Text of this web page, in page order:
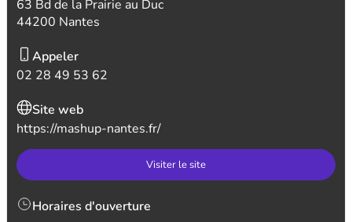
63 Bd de la Prairie au Duc
44200 Nantes
Appeler
02 28 49 53 62
Site web
https://mashup-nantes.fr/
Visiter le site
Horaires d'ouverture